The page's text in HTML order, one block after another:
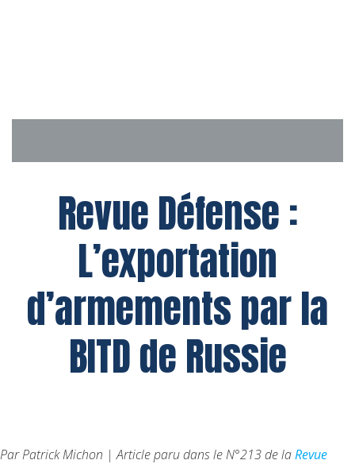
Revue Défense :
L’exportation
d’armements par la
BITD de Russie
Par Patrick Michon | Article paru dans le N°213 de laRevue